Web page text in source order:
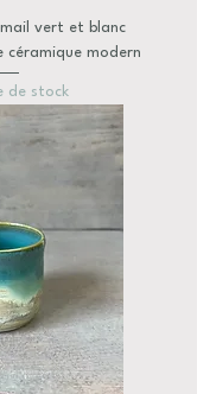
vert et blanc
céramique modern
de stock